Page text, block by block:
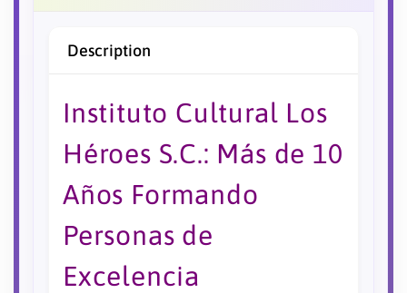
Description
Instituto Cultural Los
Héroes S.C.: Más de 10
Años Formando
Personas de
Excelencia